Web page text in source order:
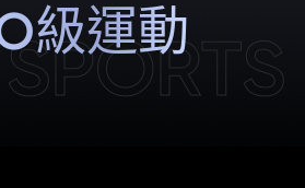
級運動